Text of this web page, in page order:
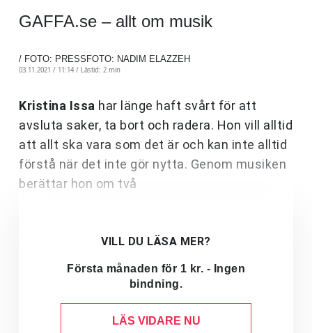
GAFFA.se – allt om musik
/ FOTO: PRESSFOTO: NADIM ELAZZEH
03.11.2021 / 11:14 / Lästid: 2 min
Kristina Issa har länge haft svårt för att
avsluta saker, ta bort och radera. Hon vill alltid
att allt ska vara som det är och kan inte alltid
förstå när det inte gör nytta. Genom musiken
berättar hon om två
VILL DU LÄSA MER?
Första månaden för 1 kr. - Ingen
bindning.
LÄS VIDARE NU